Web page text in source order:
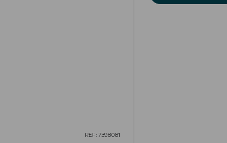
REF: 7398081